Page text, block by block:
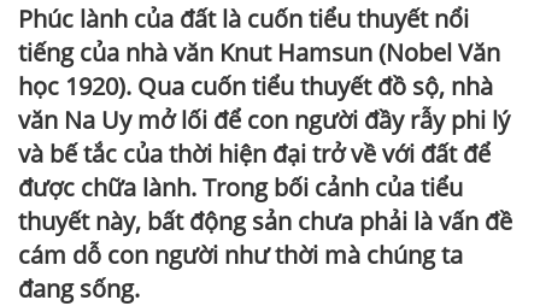
Phúc lành của đất là cuốn tiểu thuyết nổi
tiếng của nhà văn Knut Hamsun (Nobel Văn
học 1920). Qua cuốn tiểu thuyết đồ sộ, nhà
văn Na Uy mở lối để con người đầy rẫy phi lý
và bế tắc của thời hiện đại trở về với đất để
được chữa lành. Trong bối cảnh của tiểu
thuyết này, bất động sản chưa phải là vấn đề
cám dỗ con người như thời mà chúng ta
đang sống.